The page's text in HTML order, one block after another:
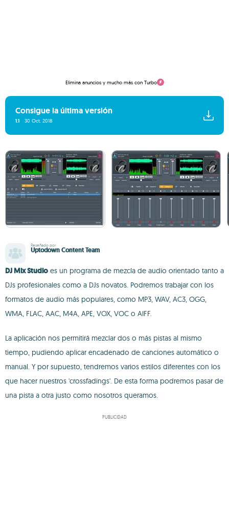
Elimina anuncios y mucho más con Turbo
Consigue la última versión
1.1 30 Oct. 2018
Reseñado por
Uptodown Content Team
DJ Mix Studio es un programa de mezcla de audio orientado tanto a
DJs profesionales como a DJs novatos. Podremos trabajar con los
formatos de audio más populares, como MP3, WAV, AC3, OGG,
WMA, FLAC, AAC, M4A, APE, VOX, VOC o AIFF.
La aplicación nos permitirá mezclar dos o más pistas al mismo
tiempo, pudiendo aplicar encadenado de canciones automático o
manual. Y por supuesto, tendremos varios estilos diferentes con los
que hacer nuestros 'crossfadings'. De esta forma podremos pasar de
una pista a otra justo como nosotros queramos.
PUBLICIDAD